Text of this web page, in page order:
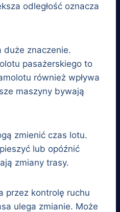
odległość oznacza
duże znaczenie.
pasażerskiego to
również wpływa
maszyny bywają
zmienić czas lotu.
lub opóźnić
zmiany trasy.
przez kontrolę ruchu
ulega zmianie. Może